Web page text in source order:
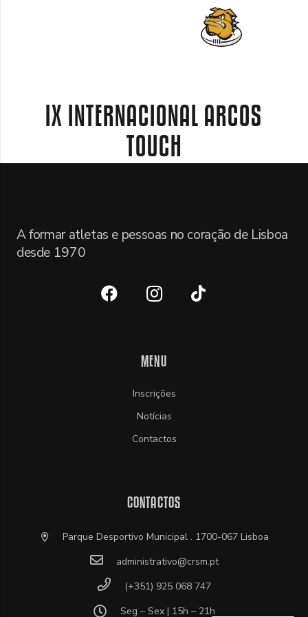
IX INTERNACIONAL ARCOS
TOUCH
A formar atletas e pessoas no coração de Lisboa
desde 1970
MENU
Inscrições
Notícias
Contactos
CONTACTOS
Parque Desportivo Municipal . 1700-067 Lisboa
administrativo@crsm.pt
(+351) 925 068 747
Seg – Sex | 15h – 21h